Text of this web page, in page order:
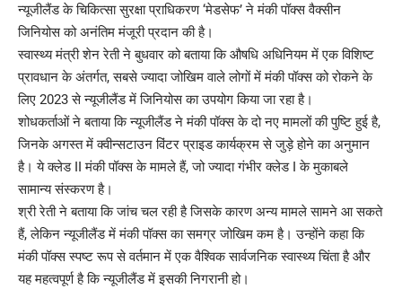
न्यूजीलैंड के चिकित्सा सुरक्षा प्राधिकरण ‘मेडसेफ’ ने मंकी पॉक्स वैक्सीन
जिनियोस को अनंतिम मंजूरी प्रदान की है।
स्वास्थ्य मंत्री शेन रेती ने बुधवार को बताया कि औषधि अधिनियम में एक विशिष्ट
प्रावधान के अंतर्गत, सबसे ज्यादा जोखिम वाले लोगों में मंकी पॉक्स को रोकने के
लिए 2023 से न्यूजीलैंड में जिनियोस का उपयोग किया जा रहा है।
शोधकर्ताओं ने बताया कि न्यूजीलैंड ने मंकी पॉक्स के दो नए मामलों की पुष्टि हुई है,
जिनके अगस्त में क्वीन्सटाउन विंटर प्राइड कार्यक्रम से जुड़े होने का अनुमान
है। ये क्लेड II मंकी पॉक्स के मामले हैं, जो ज्यादा गंभीर क्लेड I के मुकाबले
सामान्य संस्करण है।
श्री रेती ने बताया कि जांच चल रही है जिसके कारण अन्य मामले सामने आ सकते
हैं, लेकिन न्यूजीलैंड में मंकी पॉक्स का समग्र जोखिम कम है। उन्होंने कहा कि
मंकी पॉक्स स्पष्ट रूप से वर्तमान में एक वैश्विक सार्वजनिक स्वास्थ्य चिंता है और
यह महत्वपूर्ण है कि न्यूजीलैंड में इसकी निगरानी हो।